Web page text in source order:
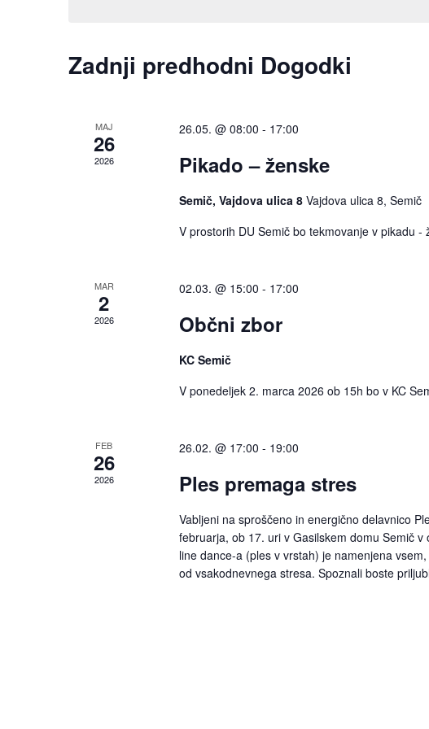
Zadnji predhodni Dogodki
MAJ
26
2026
26.05. @ 08:00 - 17:00
Pikado – ženske
Semič, Vajdova ulica 8 Vajdova ulica 8, Semič
V prostorih DU Semič bo tekmovanje v pikadu -
MAR
2
2026
02.03. @ 15:00 - 17:00
Občni zbor
KC Semič
V ponedeljek 2. marca 2026 ob 15h bo v KC
FEB
26
2026
26.02. @ 17:00 - 19:00
Ples premaga stres
Vabljeni na sproščeno in energično delavnico
februarja, ob 17. uri v Gasilskem domu Semič
line dance-a (ples v vrstah) je namenjena
od vsakodnevnega stresa. Spoznali boste